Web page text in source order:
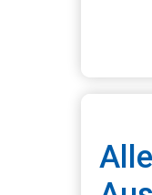
Alle